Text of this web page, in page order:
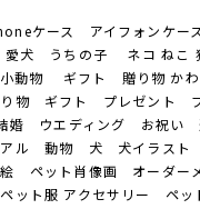
ケース アイフォンケー
愛犬 うちの子 ネコ ね
物 ギフト 贈り物 かわ
ギフト プレゼント プ
婚 ウエディング お祝い
ル 動物 犬 犬イラス
ペット肖像画 オーダー
ト服 アクセサリー ペッ